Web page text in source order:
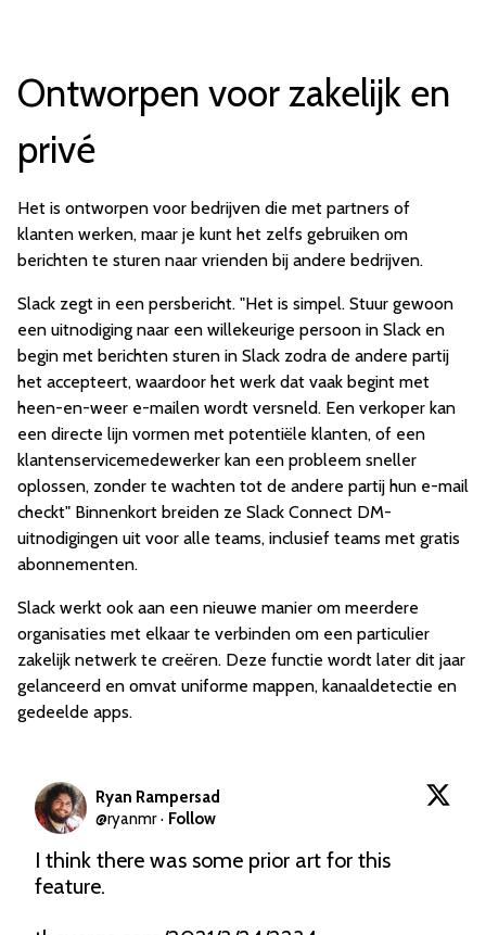
Ontworpen voor zakelijk en
privé
Het is ontworpen voor bedrijven die met partners of
klanten werken, maar je kunt het zelfs gebruiken om
berichten te sturen naar vrienden bij andere bedrijven.
Slack zegt in een persbericht. "Het is simpel. Stuur gewoon
een uitnodiging naar een willekeurige persoon in Slack en
begin met berichten sturen in Slack zodra de andere partij
het accepteert, waardoor het werk dat vaak begint met
heen-en-weer e-mailen wordt versneld. Een verkoper kan
een directe lijn vormen met potentiële klanten, of een
klantenservicemedewerker kan een probleem sneller
oplossen, zonder te wachten tot de andere partij hun e-mail
checkt" Binnenkort breiden ze Slack Connect DM-
uitnodigingen uit voor alle teams, inclusief teams met gratis
abonnementen.
Slack werkt ook aan een nieuwe manier om meerdere
organisaties met elkaar te verbinden om een particulier
zakelijk netwerk te creëren. Deze functie wordt later dit jaar
gelanceerd en omvat uniforme mappen, kanaaldetectie en
gedeelde apps.
Ryan Rampersad
@ryanmr · Follow
I think there was some prior art for this
feature.